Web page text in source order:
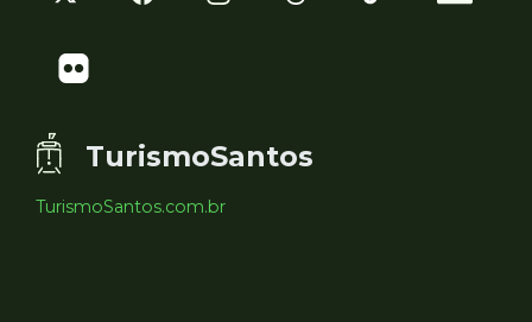
TurismoSantos
TurismoSantos.com.br